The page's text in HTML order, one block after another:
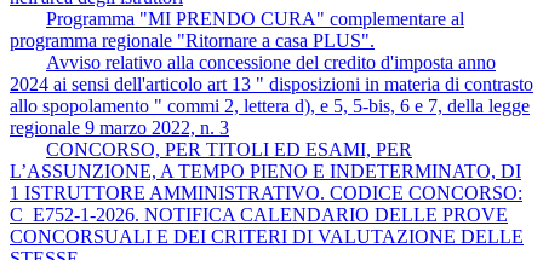
Programma "MI PRENDO CURA" complementare al
programma regionale "Ritornare a casa PLUS".
Avviso relativo alla concessione del credito d'imposta anno
2024 ai sensi dell'articolo art 13 " disposizioni in materia di contrasto
allo spopolamento " commi 2, lettera d), e 5, 5-bis, 6 e 7, della legge
regionale 9 marzo 2022, n. 3
CONCORSO, PER TITOLI ED ESAMI, PER
L’ASSUNZIONE, A TEMPO PIENO E INDETERMINATO, DI
1 ISTRUTTORE AMMINISTRATIVO. CODICE CONCORSO:
C_E752-1-2026. NOTIFICA CALENDARIO DELLE PROVE
CONCORSUALI E DEI CRITERI DI VALUTAZIONE DELLE